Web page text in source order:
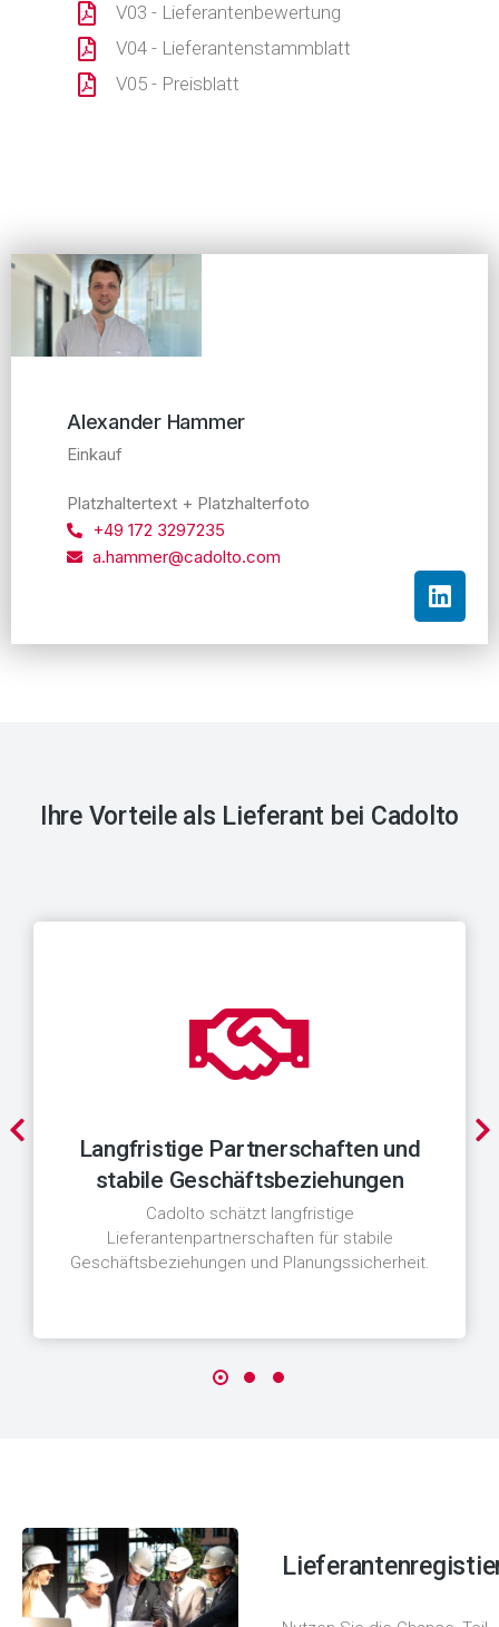
V03 - Lieferantenbewertung
V04 - Lieferantenstammblatt
V05 - Preisblatt
Alexander Hammer
Einkauf
Platzhaltertext + Platzhalterfoto
+49 172 3297235
a.hammer@cadolto.com
Ihre Vorteile als Lieferant bei Cadolto
Langfristige Partnerschaften und
stabile Geschäftsbeziehungen
Cadolto schätzt langfristige
Lieferantenpartnerschaften für stabile
Geschäftsbeziehungen und Planungssicherheit.